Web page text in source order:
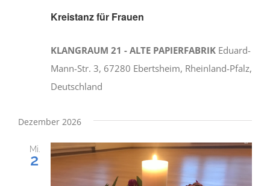
Kreistanz für Frauen
KLANGRAUM 21 - ALTE PAPIERFABRIK Eduard-
Mann-Str. 3, 67280 Ebertsheim, Rheinland-Pfalz,
Deutschland
Dezember 2026
Mi.
2